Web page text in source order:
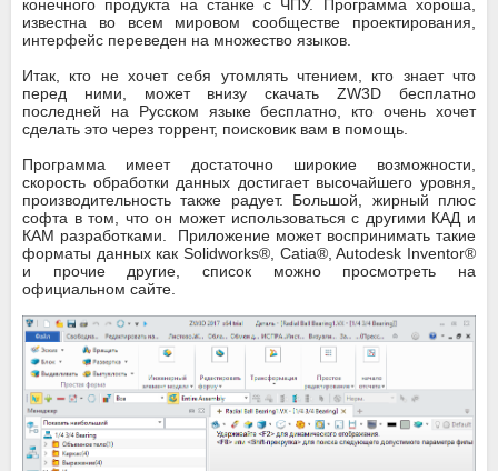
конечного продукта на станке с ЧПУ. Программа хороша,
известна во всем мировом сообществе проектирования,
интерфейс переведен на множество языков.
Итак, кто не хочет себя утомлять чтением, кто знает что
перед ними, может внизу скачать ZW3D бесплатно
последней на Русском языке бесплатно, кто очень хочет
сделать это через торрент, поисковик вам в помощь.
Программа имеет достаточно широкие возможности,
скорость обработки данных достигает высочайшего уровня,
производительность также радует. Большой, жирный плюс
софта в том, что он может использоваться с другими КАД и
КАМ разработками. Приложение может воспринимать такие
форматы данных как Solidworks®, Catia®, Autodesk Inventor®
и прочие другие, список можно просмотреть на
официальном сайте.